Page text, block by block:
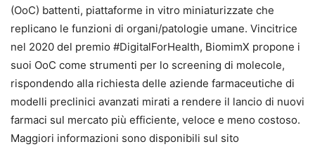
(OoC) battenti, piattaforme in vitro miniaturizzate che
replicano le funzioni di organi/patologie umane. Vincitrice
nel 2020 del premio #DigitalForHealth, BiomimX propone i
suoi OoC come strumenti per lo screening di molecole,
rispondendo alla richiesta delle aziende farmaceutiche di
modelli preclinici avanzati mirati a rendere il lancio di nuovi
farmaci sul mercato più efficiente, veloce e meno costoso.
Maggiori informazioni sono disponibili sul sito